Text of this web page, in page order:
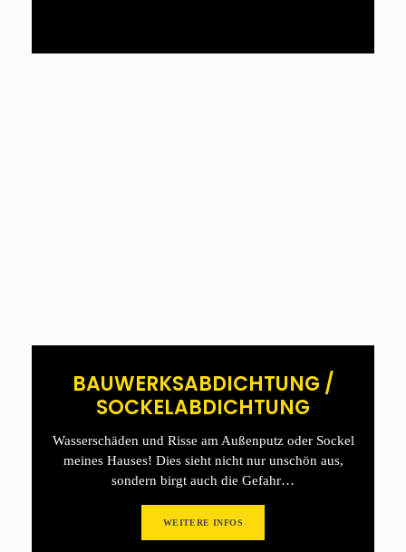
BAUWERKSABDICHTUNG /
SOCKELABDICHTUNG
Wasserschäden und Risse am Außenputz oder Sockel
meines Hauses! Dies sieht nicht nur unschön aus,
sondern birgt auch die Gefahr…
WEITERE INFOS